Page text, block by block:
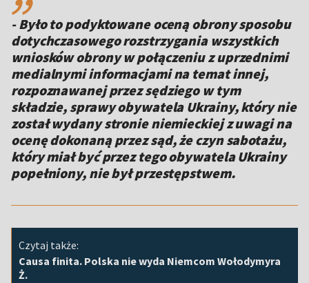
- Było to podyktowane oceną obrony sposobu
dotychczasowego rozstrzygania wszystkich
wniosków obrony w połączeniu z uprzednimi
medialnymi informacjami na temat innej,
rozpoznawanej przez sędziego w tym
składzie, sprawy obywatela Ukrainy, który nie
został wydany stronie niemieckiej z uwagi na
ocenę dokonaną przez sąd, że czyn sabotażu,
który miał być przez tego obywatela Ukrainy
popełniony, nie był przestępstwem.
Czytaj także:
Causa finita. Polska nie wyda Niemcom Wołodymyra
Ż.